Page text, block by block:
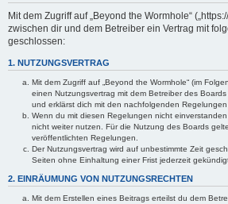
Mit dem Zugriff auf „Beyond the Wormhole“
zwischen dir und dem Betreiber ein Vertrag mit
geschlossen:
1. NUTZUNGSVERTRAG
Mit dem Zugriff auf „Beyond the Wormhole“ (im
einen Nutzungsvertrag mit dem Betreiber des Boards
und erklärst dich mit den nachfolgenden Regelungen
Wenn du mit diesen Regelungen nicht
nicht weiter nutzen. Für die Nutzung des Boards
veröffentlichten Regelungen.
Der Nutzungsvertrag wird auf unbestimmte Zeit
Seiten ohne Einhaltung einer Frist jederzeit
2. EINRÄUMUNG VON NUTZUNGSRECHTEN
Mit dem Erstellen eines Beitrags erteilst du dem